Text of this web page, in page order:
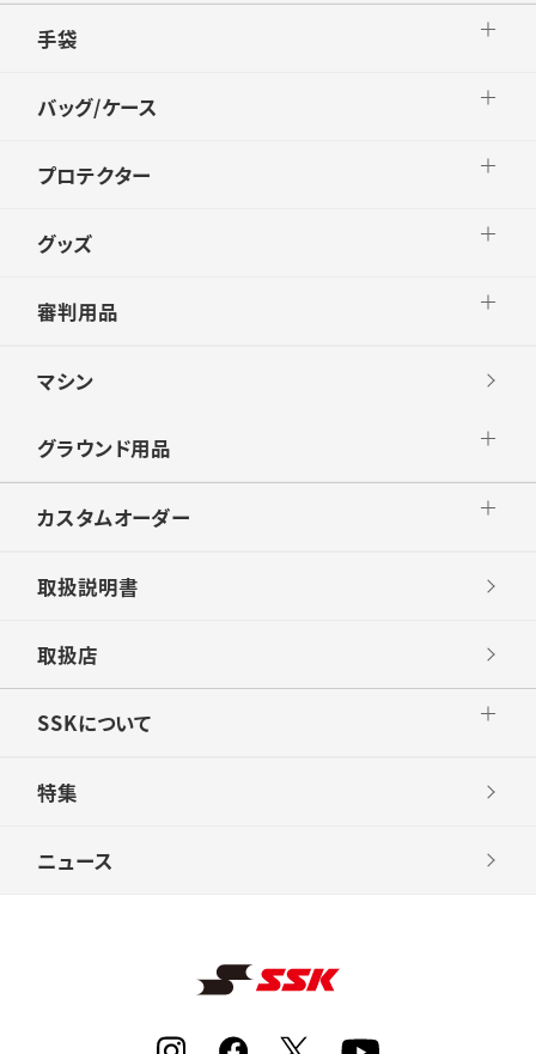
手袋
バッグ/ケース
プロテクター
グッズ
審判用品
マシン
グラウンド用品
カスタムオーダー
取扱説明書
取扱店
SSKについて
特集
ニュース